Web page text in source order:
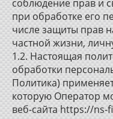
соблюдение прав и
при обработке его
числе защиты прав
частной жизни,
1.2. Настоящая
обработки
Политика)
которую Оператор
веб-сайта https://ns-